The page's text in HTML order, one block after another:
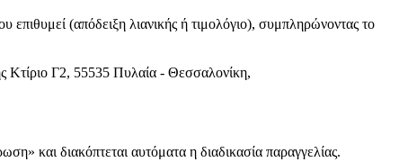
επιθυμεί (απόδειξη λιανικής ή τιμολόγιο), συμπληρώνοντας το
Γ2, 55535 Πυλαία - Θεσσαλονίκη,
και διακόπτεται αυτόματα η διαδικασία παραγγελίας.